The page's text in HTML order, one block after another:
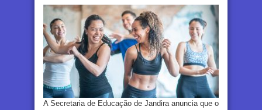
A Secretaria de Educação de Jandira anuncia que o